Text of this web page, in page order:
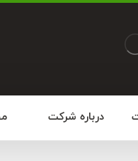
درباره شرکت